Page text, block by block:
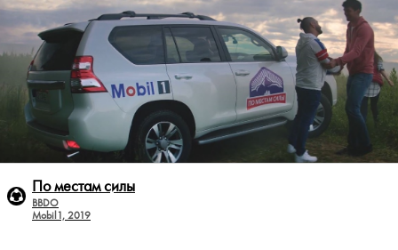
По местам силы
BBDO
Mobil1, 2019